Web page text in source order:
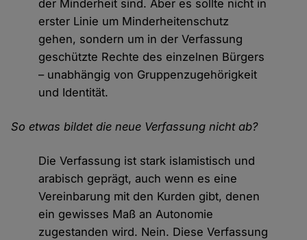
der Minderheit sind. Aber es sollte nicht in
erster Linie um Minderheitenschutz
gehen, sondern um in der Verfassung
geschützte Rechte des einzelnen Bürgers
– unabhängig von Gruppenzugehörigkeit
und Identität.
So etwas bildet die neue Verfassung nicht ab?
Die Verfassung ist stark islamistisch und
arabisch geprägt, auch wenn es eine
Vereinbarung mit den Kurden gibt, denen
ein gewisses Maß an Autonomie
zugestanden wird. Nein. Diese Verfassung